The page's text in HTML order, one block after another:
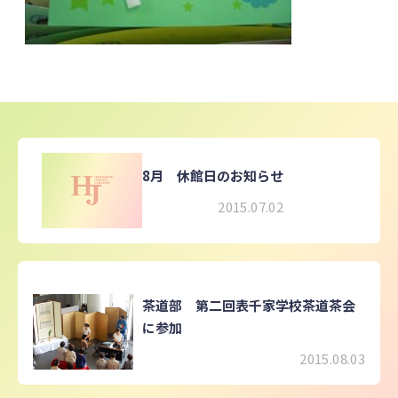
8月 休館日のお知らせ
2015.07.02
茶道部 第二回表千家学校茶道茶会
に参加
2015.08.03